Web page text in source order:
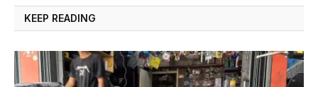
KEEP READING